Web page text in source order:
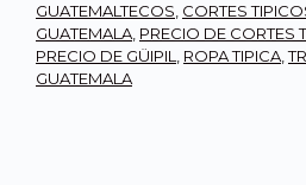
GUATEMALTECOS CORTES
GUATEMALA PRECIO DE CORTES
PRECIO DE GÜIPIL
ROPA TIPICA ,
GUATEMALA